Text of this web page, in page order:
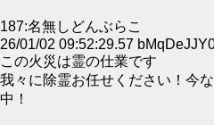
187:名無しどんぶらこ
26/01/02 09:52:29.57
この火災は霊の仕業です
我々に除霊お任せください！今
中！